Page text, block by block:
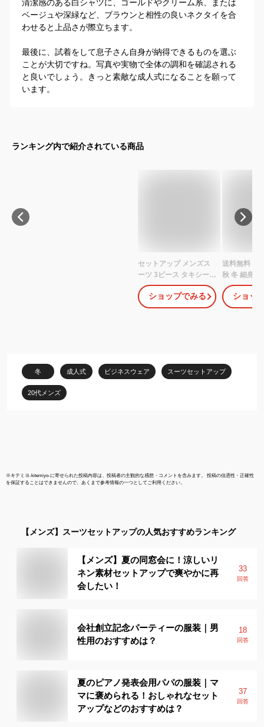
清潔感のある白シャツに、ゴールドやクリーム系、または
ベージュや深緑など、ブラウンと相性の良いネクタイを合
わせると上品さが際立ちます。
最後に、試着をして息子さん自身が納得できるものを選ぶ
ことが大切ですね。写真や実物で全体の調和を確認される
と良いでしょう。きっと素敵な成人式になることを願って
います。
ランキング内で紹介されている商品
セットアップ メンズス
ーツ 3ピース タキシード
紳士服 スリムスーツ お
しゃれ 大人 卒業式 入学
式 パンツスーツ スリー
ィス パーティー 結婚式
成人式 春秋 冬 黒 紺色
ショップでみる
送料無料 メ
秋 冬 細身
スーツ ブラ
グリーン ブ
式 成人式
ススーツ リ
ーツ フォー
ショッ
冬 成人式 ビジネスウェア スーツセットアップ
20代メンズ
※キテミヨ-kitemiyo-に寄せられた投稿内容は、投稿者の主観的な感想・コメントを含みます。 投稿の信憑性・正確性
を保証することはできませんので、あくまで参考情報の一つとしてご利用ください。
【メンズ】 スーツセットアップの人気おすすめランキング
【メンズ】夏の同窓会に！涼しいリ
ネン素材セットアップで爽やかに再
会したい！
33
回答
会社創立記念パーティーの服装｜男
性用のおすすめは？
18
回答
夏のピアノ発表会用パパの服装｜マ
マに褒められる！おしゃれなセット
アップなどのおすすめは？
37
回答